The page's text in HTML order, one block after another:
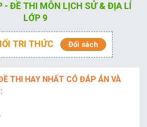
- ĐỀ THI MÔN LỊCH SỬ & ĐỊA LÍ
LỚP 9
TRI THỨC Đổi sách
THI HAY NHẤT CÓ ĐÁP ÁN VÀ